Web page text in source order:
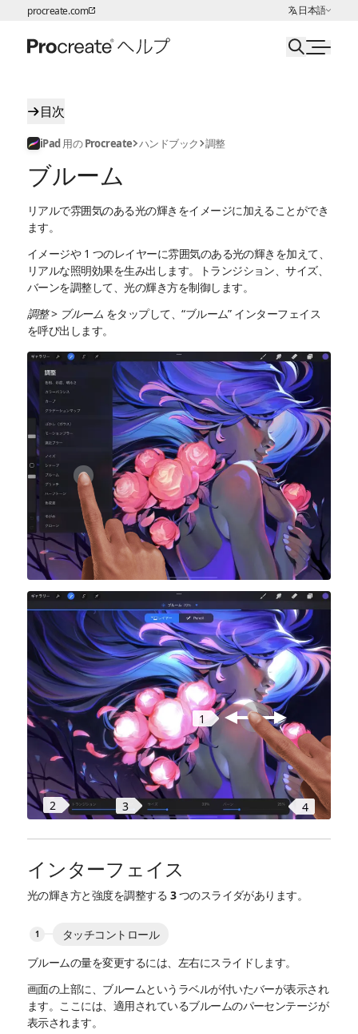
ページコンテンツへスキップ
procreate.com 日本語
言語の選択:
目次
iPad 用の Procreate ハンドブック 調整
ブルーム
リアルで雰囲気のある光の輝きをイメージに加えることができ
ます。
イメージや 1 つのレイヤーに雰囲気のある光の輝きを加えて、
リアルな照明効果を生み出します。トランジション、サイズ、
バーンを調整して、光の輝き方を制御します。
調整> ブルーム をタップして、“ブルーム” インターフェイス
を呼び出します。
1
2 3 4
インターフェイス
光の輝き方と強度を調整する 3 つのスライダがあります。
タッチコントロール
ブルームの量を変更するには、左右にスライドします。
画面の上部に、ブルームというラベルが付いたバーが表示され
ます。ここには、適用されているブルームのパーセンテージが
表示されます。